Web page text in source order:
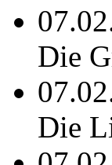
Die
Die